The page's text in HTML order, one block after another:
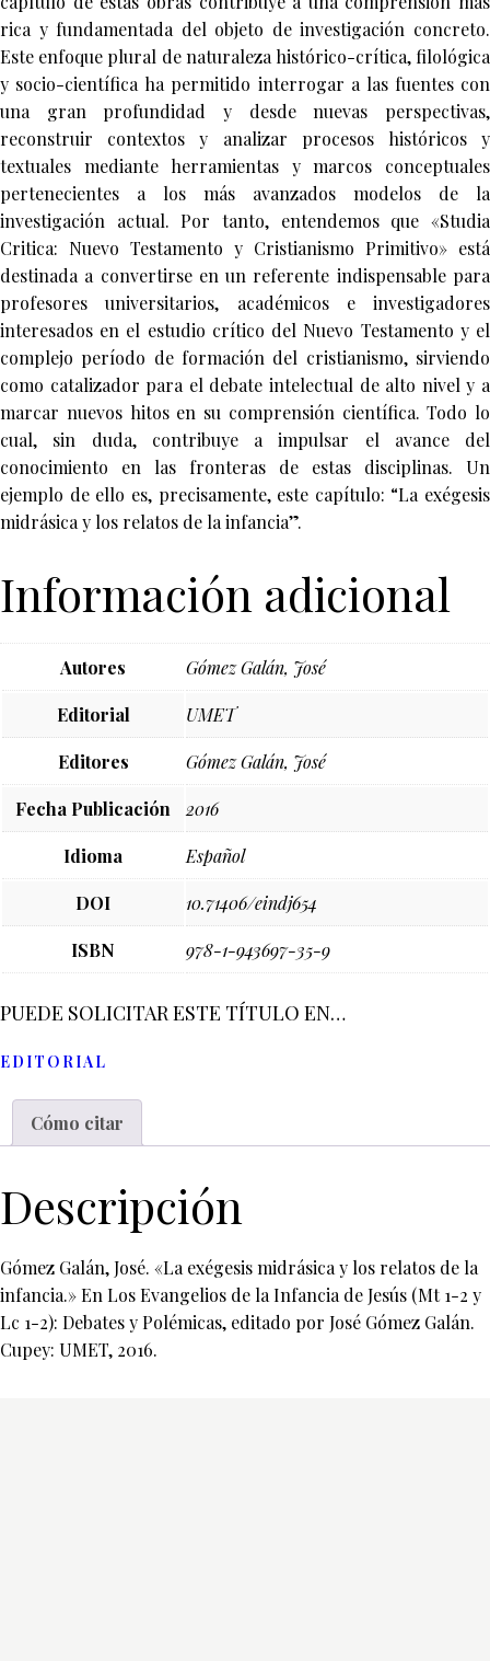
rica y fundamentada del objeto de investigación concreto.
Este enfoque plural de naturaleza histórico-crítica, filológica
y socio-científica ha permitido interrogar a las fuentes con
una gran profundidad y desde nuevas perspectivas,
reconstruir contextos y analizar procesos históricos y
textuales mediante herramientas y marcos conceptuales
pertenecientes a los más avanzados modelos de la
investigación actual. Por tanto, entendemos que «Studia
Critica: Nuevo Testamento y Cristianismo Primitivo» está
destinada a convertirse en un referente indispensable para
profesores universitarios, académicos e investigadores
interesados en el estudio crítico del Nuevo Testamento y el
complejo período de formación del cristianismo, sirviendo
como catalizador para el debate intelectual de alto nivel y a
marcar nuevos hitos en su comprensión científica. Todo lo
cual, sin duda, contribuye a impulsar el avance del
conocimiento en las fronteras de estas disciplinas. Un
ejemplo de ello es, precisamente, este capítulo: “La exégesis
midrásica y los relatos de la infancia”.
Información adicional
Autores Gómez Galán, José
Editorial UMET
Editores Gómez Galán, José
Fecha Publicación 2016
Idioma Español
DOI 10.71406/eindj654
ISBN 978-1-943697-35-9
PUEDE SOLICITAR ESTE TÍTULO EN…
EDITORIAL
Cómo citar
Descripción
Gómez Galán, José. «La exégesis midrásica y los relatos de la
infancia.» En Los Evangelios de la Infancia de Jesús (Mt 1-2 y
Lc 1-2): Debates y Polémicas, editado por José Gómez Galán.
Cupey: UMET, 2016.